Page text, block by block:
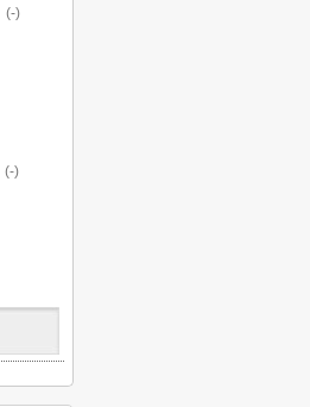
(-)
(-)